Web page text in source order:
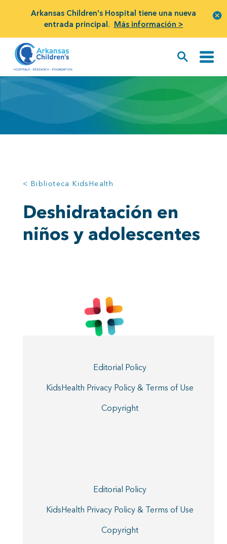
Arkansas Children's Hospital tiene una nueva
entrada principal. Más información >
< Biblioteca KidsHealth
Deshidratación en
niños y adolescentes
Editorial Policy
KidsHealth Privacy Policy & Terms of Use
Copyright
Editorial Policy
KidsHealth Privacy Policy & Terms of Use
Copyright